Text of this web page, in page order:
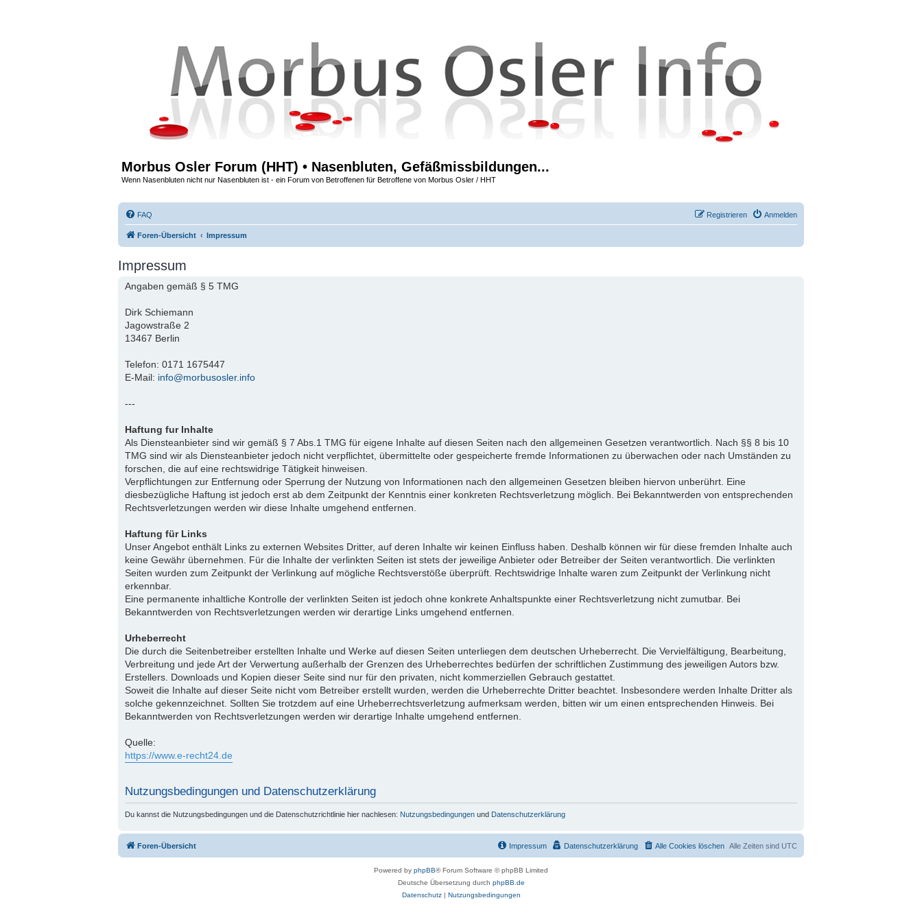
Morbus Osler Forum (HHT) • Nasenbluten, Gefäßmissbildungen...
Wenn Nasenbluten nicht nur Nasenbluten ist - ein Forum von Betroffenen für Betroffene von Morbus Osler / HHT
FAQ Anmelden
Registrieren
Foren-Übersicht Impressum
Impressum
Angaben gemäß § 5 TMG
Dirk Schiemann
Jagowstraße 2
13467 Berlin
Telefon: 0171 1675447
E-Mail: info@morbusosler.info
---
Haftung fur Inhalte
Als Diensteanbieter sind wir gemäß § 7 Abs.1 TMG für eigene Inhalte auf diesen Seiten nach den allgemeinen Gesetzen verantwortlich. Nach §§ 8 bis 10
TMG sind wir als Diensteanbieter jedoch nicht verpflichtet, übermittelte oder gespeicherte fremde Informationen zu überwachen oder nach Umständen zu
forschen, die auf eine rechtswidrige Tätigkeit hinweisen.
Verpflichtungen zur Entfernung oder Sperrung der Nutzung von Informationen nach den allgemeinen Gesetzen bleiben hiervon unberührt. Eine
diesbezügliche Haftung ist jedoch erst ab dem Zeitpunkt der Kenntnis einer konkreten Rechtsverletzung möglich. Bei Bekanntwerden von entsprechenden
Rechtsverletzungen werden wir diese Inhalte umgehend entfernen.
Haftung für Links
Unser Angebot enthält Links zu externen Websites Dritter, auf deren Inhalte wir keinen Einfluss haben. Deshalb können wir für diese fremden Inhalte auch
keine Gewähr übernehmen. Für die Inhalte der verlinkten Seiten ist stets der jeweilige Anbieter oder Betreiber der Seiten verantwortlich. Die verlinkten
Seiten wurden zum Zeitpunkt der Verlinkung auf mögliche Rechtsverstöße überprüft. Rechtswidrige Inhalte waren zum Zeitpunkt der Verlinkung nicht
erkennbar.
Eine permanente inhaltliche Kontrolle der verlinkten Seiten ist jedoch ohne konkrete Anhaltspunkte einer Rechtsverletzung nicht zumutbar. Bei
Bekanntwerden von Rechtsverletzungen werden wir derartige Links umgehend entfernen.
Urheberrecht
Die durch die Seitenbetreiber erstellten Inhalte und Werke auf diesen Seiten unterliegen dem deutschen Urheberrecht. Die Vervielfältigung, Bearbeitung,
Verbreitung und jede Art der Verwertung außerhalb der Grenzen des Urheberrechtes bedürfen der schriftlichen Zustimmung des jeweiligen Autors bzw.
Erstellers. Downloads und Kopien dieser Seite sind nur für den privaten, nicht kommerziellen Gebrauch gestattet.
Soweit die Inhalte auf dieser Seite nicht vom Betreiber erstellt wurden, werden die Urheberrechte Dritter beachtet. Insbesondere werden Inhalte Dritter als
solche gekennzeichnet. Sollten Sie trotzdem auf eine Urheberrechtsverletzung aufmerksam werden, bitten wir um einen entsprechenden Hinweis. Bei
Bekanntwerden von Rechtsverletzungen werden wir derartige Inhalte umgehend entfernen.
Quelle:
https://www.e-recht24.de
Nutzungsbedingungen und Datenschutzerklärung
Du kannst die Nutzungsbedingungen und die Datenschutzrichtlinie hier nachlesen: Nutzungsbedingungen und Datenschutzerklärung
Foren-Übersicht Alle Zeiten sind UTC
Alle Cookies löschen
Datenschutzerklärung
Impressum
Powered by phpBB® Forum Software © phpBB Limited
Deutsche Übersetzung durch phpBB.de
Datenschutz| Nutzungsbedingungen